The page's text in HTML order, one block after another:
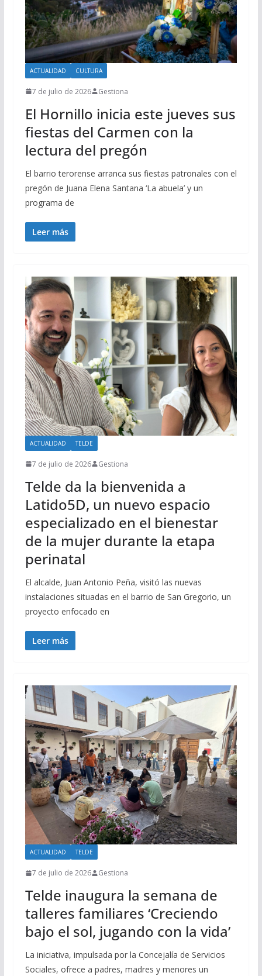
ACTUALIDAD CULTURA
7 de julio de 2026 Gestiona
El Hornillo inicia este jueves sus
fiestas del Carmen con la
lectura del pregón
El barrio terorense arranca sus fiestas patronales con el
pregón de Juana Elena Santana ‘La abuela’ y un
programa de
Leer más
ACTUALIDAD TELDE
7 de julio de 2026 Gestiona
Telde da la bienvenida a
Latido5D, un nuevo espacio
especializado en el bienestar
de la mujer durante la etapa
perinatal
El alcalde, Juan Antonio Peña, visitó las nuevas
instalaciones situadas en el barrio de San Gregorio, un
proyecto enfocado en
Leer más
ACTUALIDAD TELDE
7 de julio de 2026 Gestiona
Telde inaugura la semana de
talleres familiares ‘Creciendo
bajo el sol, jugando con la vida’
La iniciativa, impulsada por la Concejalía de Servicios
Sociales, ofrece a padres, madres y menores un